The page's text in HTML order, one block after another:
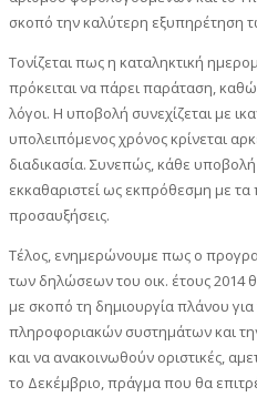
σκοπό την καλύτερη εξυπηρέτηση
Τονίζεται πως η καταληκτική
πρόκειται να πάρει παράταση,
λόγοι. Η υποβολή συνεχίζεται με
υπολειπόμενος χρόνος κρίνεται
διαδικασία. Συνεπώς, κάθε
εκκαθαριστεί ως εκπρόθεσμη με
προσαυξήσεις.
Τέλος, ενημερώνουμε πως ο
των δηλώσεων του οικ. έτους 2014
με σκοπό τη δημιουργία πλάνου
πληροφοριακών συστημάτων και
και να ανακοινωθούν οριστικές,
το Δεκέμβριο, πράγμα που θα